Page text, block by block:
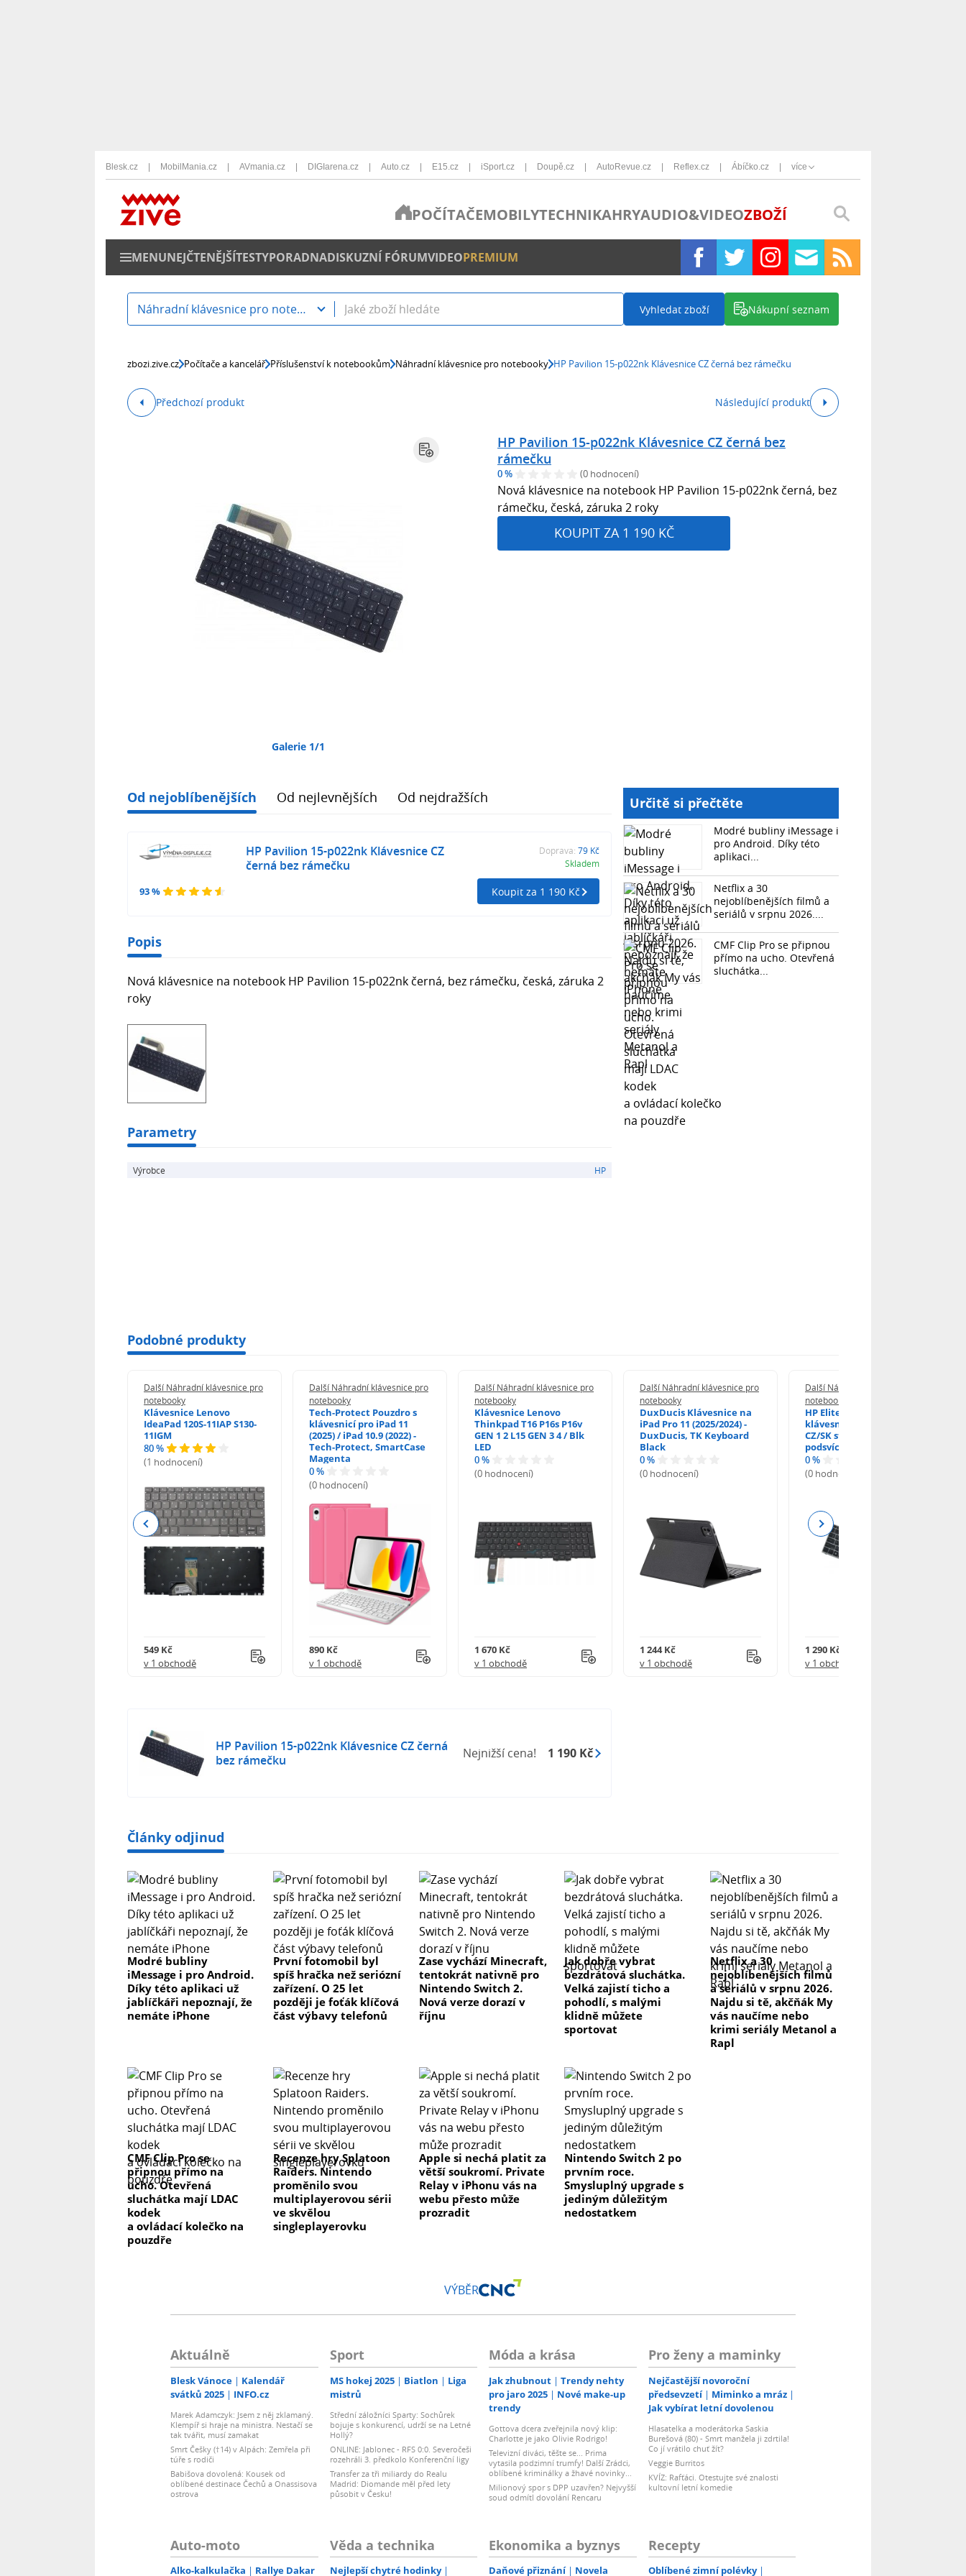
Blesk.cz MobilMania.cz AVmania.cz DIGIarena.cz Auto.cz E15.cz iSport.cz Doupě.cz AutoRevue.cz Reflex.cz Ábíčko.cz více
POČÍTAČEMOBILYTECHNIKAHRYAUDIO&VIDEOZBOŽÍ
MENUNEJČTENĚJŠÍTESTYPORADNADISKUZNÍ FÓRUMVIDEOPREMIUM
Náhradní klávesnice pro notebooky Vyhledat zboží Nákupní seznam
zbozi.zive.cz Počítače a kancelář Příslušenství k notebookům Náhradní klávesnice pro notebooky HP Pavilion 15-p022nk Klávesnice CZ černá bez rámečku
Předchozí produkt Následující produkt
Galerie 1/1
HP Pavilion 15-p022nk Klávesnice CZ černá bez
rámečku
0 % (0 hodnocení)
Nová klávesnice na notebook HP Pavilion 15-p022nk černá, bez
rámečku, česká, záruka 2 roky
KOUPIT ZA 1 190 KČ
Od nejoblíbenějších Od nejlevnějších Od nejdražších
93 %
HP Pavilion 15-p022nk Klávesnice CZ
černá bez rámečku
Doprava: 79 Kč
Skladem
Koupit za 1 190 Kč
Popis
Nová klávesnice na notebook HP Pavilion 15-p022nk černá, bez rámečku, česká, záruka 2
roky
Parametry
Výrobce HP
Určitě si přečtěte
Modré bubliny iMessage i
pro Android. Díky této
aplikaci...
Netflix a 30
nejoblíbenějších filmů a
seriálů v srpnu 2026....
CMF Clip Pro se připnou
přímo na ucho. Otevřená
sluchátka...
Podobné produkty
Další Náhradní klávesnice pro
notebooky
Klávesnice Lenovo
IdeaPad 120S-11IAP S130-
11IGM
80 %
(1 hodnocení)
549 Kč
v 1 obchodě
Další Náhradní klávesnice pro
notebooky
Tech-Protect Pouzdro s
klávesnicí pro iPad 11
(2025) / iPad 10.9 (2022) -
Tech-Protect, SmartCase
Magenta
0 %
(0 hodnocení)
890 Kč
v 1 obchodě
Další Náhradní klávesnice pro
notebooky
Klávesnice Lenovo
Thinkpad T16 P16s P16v
GEN 1 2 L15 GEN 3 4 / Blk
LED
0 %
(0 hodnocení)
1 670 Kč
v 1 obchodě
Další Náhradní klávesnice pro
notebooky
DuxDucis Klávesnice na
iPad Pro 11 (2025/2024) -
DuxDucis, TK Keyboard
Black
0 %
(0 hodnocení)
1 244 Kč
v 1 obchodě
Další Náhradní klávesnice pro
notebooky
HP EliteBook 840 G6
klávesnice na notebook
CZ/SK stříbrný rámeček,
podsvícená, Trackpoint
0 %
(0 hodnocení)
1 290 Kč
v 1 obchodě
Previous Next
HP Pavilion 15-p022nk Klávesnice CZ černá
bez rámečku
Nejnižší cena! 1 190 Kč
Články odjinud
Modré bubliny
iMessage i pro Android.
Díky této aplikaci už
jablíčkáři nepoznají, že
nemáte iPhone
První fotomobil byl
spíš hračka než seriózní
zařízení. O 25 let
později je foťák klíčová
část výbavy telefonů
Zase vychází Minecraft,
tentokrát nativně pro
Nintendo Switch 2.
Nová verze dorazí v
říjnu
Jak dobře vybrat
bezdrátová sluchátka.
Velká zajistí ticho a
pohodlí, s malými
klidně můžete
sportovat
Netflix a 30
nejoblíbenějších filmů
a seriálů v srpnu 2026.
Najdu si tě, akčňák My
vás naučíme nebo
krimi seriály Metanol a
Rapl
CMF Clip Pro se
připnou přímo na
ucho. Otevřená
sluchátka mají LDAC
kodek
a ovládací kolečko na
pouzdře
Recenze hry Splatoon
Raiders. Nintendo
proměnilo svou
multiplayerovou sérii
ve skvělou
singleplayerovku
Apple si nechá platit za
větší soukromí. Private
Relay v iPhonu vás na
webu přesto může
prozradit
Nintendo Switch 2 po
prvním roce.
Smysluplný upgrade s
jediným důležitým
nedostatkem
VÝBĚR
Aktuálně
Blesk Vánoce
Kalendář
svátků 2025
INFO.cz
Marek Adamczyk: Jsem z něj zklamaný.
Klempíř si hraje na ministra. Nestačí se
tak tvářit, musí zamakat
Smrt Češky (†14) v Alpách: Zemřela při
túře s rodiči
Babišova dovolená: Kousek od
oblíbené destinace Čechů a Onassisova
ostrova
Sport
MS hokej 2025 Biatlon
Liga
mistrů
Střední záložníci Sparty: Sochůrek
bojuje s konkurencí, udrží se na Letné
Hollý?
ONLINE: Jablonec - RFS 0:0. Severočeši
rozehráli 3. předkolo Konferenční ligy
Transfer za tři miliardy do Realu
Madrid: Diomande měl před lety
působit v Česku!
Móda a krása
Jak zhubnout
Trendy nehty
pro jaro 2025
Nové make-up
trendy
Gottova dcera zveřejnila nový klip:
Charlotte je jako Olivie Rodrigo!
Televizní diváci, těšte se... Prima
vytasila podzimní trumfy! Další Zrádci,
oblíbené kriminálky a žhavé novinky...
Milionový spor s DPP uzavřen? Nejvyšší
soud odmítl dovolání Rencaru
Pro ženy a maminky
Nejčastější novoroční
předsevzetí
Miminko a mráz
Jak vybírat letní dovolenou
Hlasatelka a moderátorka Saskia
Burešová (80) - Smrt manžela ji zdrtila!
Co jí vrátilo chuť žít?
Veggie Burritos
KVÍZ: Rafťáci. Otestujte své znalosti
kultovní letní komedie
Auto-moto
Alko-kalkulačka Rallye Dakar
Věda a technika
Nejlepší chytré hodinky
Ekonomika a byznys
Daňové přiznání Novela
Recepty
Oblíbené zimní polévky